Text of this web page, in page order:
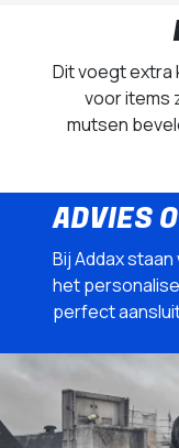
Dit voegt extra
voor items
mutsen
ADVIES
Bij Addax
het
perfect